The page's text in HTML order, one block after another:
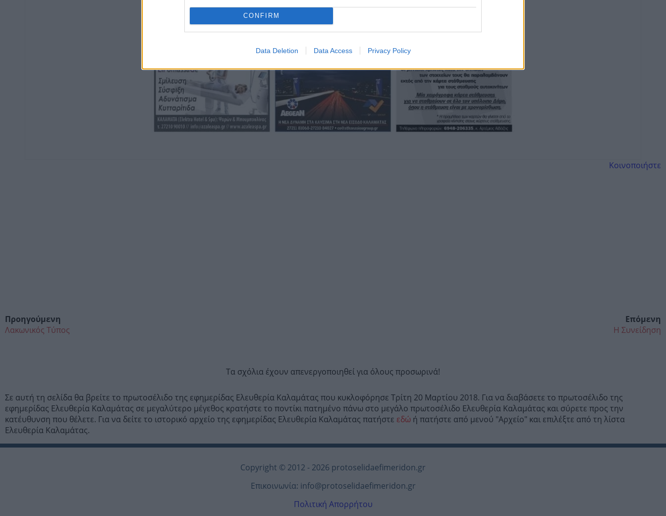
CONFIRM
Data Deletion Data Access Privacy Policy
Κοινοποιήστε
Προηγούμενη
Λακωνικός Τύπος
Επόμενη
Η Συνείδηση
Τα σχόλια έχουν απενεργοποιηθεί για όλους προσωρινά!
Σε αυτή τη σελίδα θα βρείτε το πρωτοσέλιδο της εφημερίδας Ελευθερία Καλαμάτας που κυκλοφόρησε Τρίτη 20 Μαρτίου 2018. Για να διαβάσετε το πρωτοσέλιδο της
εφημερίδας Ελευθερία Καλαμάτας σε μεγαλύτερο μέγεθος κρατήστε το ποντίκι πατημένο πάνω στο μεγάλο πρωτοσέλιδο Ελευθερία Καλαμάτας και σύρετε προς την
κατέυθυνση που θέλετε. Για να δείτε το ιστορικό αρχείο της εφημερίδας Ελευθερία Καλαμάτας πατήστε εδώ ή πατήστε από μενού "Αρχείο" και επιλέξτε από τη λίστα
Ελευθερία Καλαμάτας.
Copyright © 2012 - 2026 protoselidaefimeridon.gr
Επικοινωνία: info@protoselidaefimeridon.gr
Πολιτική Απορρήτου